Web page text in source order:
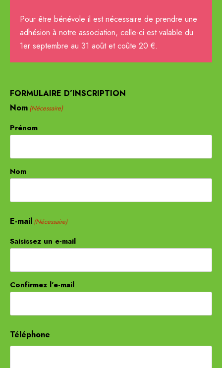
Pour être bénévole il est nécessaire de prendre une
adhésion à notre association, celle-ci est valable du
1er septembre au 31 août et coûte 20 €.
FORMULAIRE D’INSCRIPTION
Nom (Nécessaire)
Prénom
Nom
E-mail (Nécessaire)
Saisissez un e-mail
Confirmez l’e-mail
Téléphone